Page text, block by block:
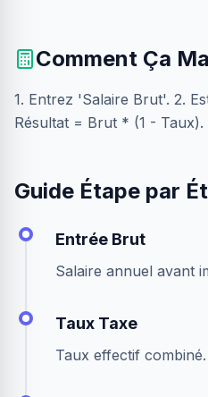
Comment Ça
1. Entrez 'Salaire Brut'. 2.
Résultat = Brut * (1 - Taux).
Guide Étape par
Entrée Brut
Salaire annuel avant
Taux Taxe
Taux effectif combiné.